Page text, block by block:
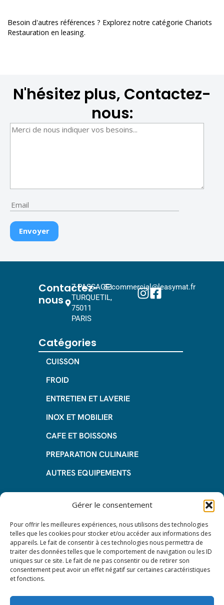
Gérer le consentement
Pour offrir les meilleures expériences, nous utilisons des technologies
telles que les cookies pour stocker et/ou accéder aux informations des
appareils. Le fait de consentir à ces technologies nous permettra de
traiter des données telles que le comportement de navigation ou les ID
uniques sur ce site. Le fait de ne pas consentir ou de retirer son
consentement peut avoir un effet négatif sur certaines caractéristiques
et fonctions.
Besoin d'autres références ? Explorez notre catégorie Chariots
Restauration en leasing.
N'hésitez plus, Contactez-
nous:
Contactez-
nous
7 PASSAGE
TURQUETIL,
75011
PARIS
commercial@leasymat.fr
Catégories
CUISSON
FROID
ENTRETIEN ET LAVERIE
INOX ET MOBILIER
CAFE ET BOISSONS
PREPARATION CULINAIRE
AUTRES EQUIPEMENTS
Informations
Questions fréquentes
Les avantages de la LOA
Les étapes du leasing de matériel
de restauration